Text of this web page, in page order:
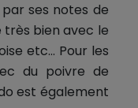
ses notes de
très bien avec le
etc… Pour les
du poivre de
est également